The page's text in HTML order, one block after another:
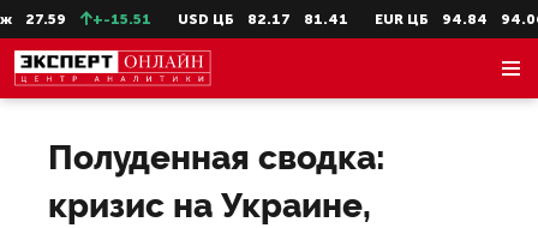
+-15.51 USD ЦБ 82.17 81.41 EUR ЦБ 94.84 94.06
Полуденная сводка:
кризис на Украине,